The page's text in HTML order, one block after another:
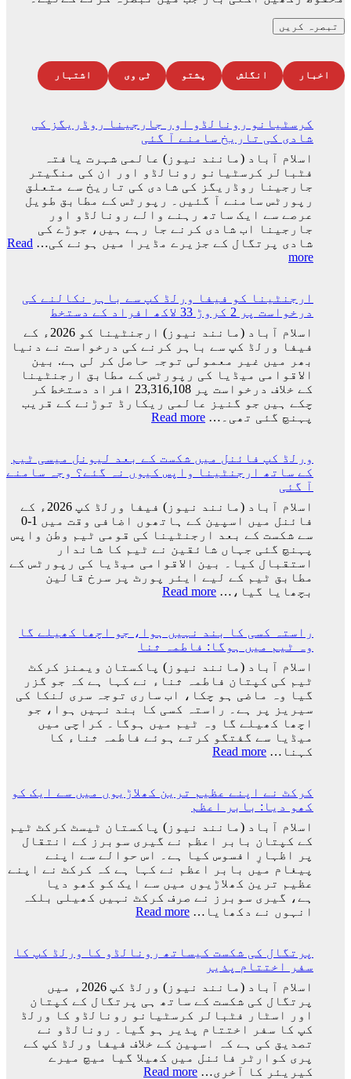
اخبار انگلش پشتو ٹی وی اشتہار
کرسٹیانو رونالڈو اور جارجینا روڈریگز کی
شادی کی تاریخ سامنے آ گئی
اسلام آباد (مانند نیوز) عالمی شہرت یافتہ
فٹبالر کرسٹیانو رونالڈو اور ان کی منگیتر
جارجینا روڈریگز کی شادی کی تاریخ سے متعلق
رپورٹس سامنے آ گئیں۔ رپورٹس کے مطابق طویل
عرصے سے ایک ساتھ رہنے والے رونالڈو اور
جارجینا اب شادی کرنے جا رہے ہیں، جوڑے کی
شادی پرتگال کے جزیرے مڈیرا میں ہونے کی… Read
more
:
اور
جارجینا
روڈریگز
کی
شادی
کی
تاریخ
سامنے
آ
گئی
ارجنٹینا کو فیفا ورلڈ کپ سے باہر نکالنے کی
درخواست پر 2 کروڑ 33 لاکھ افراد کے دستخط
اسلام آباد (مانند نیوز) ارجنٹینا کو 2026ء کے
فیفا ورلڈ کپ سے باہر کرنے کی درخواست نے دنیا
بھر میں غیر معمولی توجہ حاصل کر لی ہے. بین
الاقوامی میڈیا کی رپورٹس کے مطابق ارجنٹینا
کے خلاف درخواست پر 23,316,108 افراد دستخط کر
چکے ہیں جو گنیز عالمی ریکارڈ توڑنے کے قریب
پہنچ گئی تھی۔… Read more
:
فیفا
ورلڈ
باہر
نکالنے
کی
درخواست
پر
2
لاکھ
افراد
کے
دستخط
ورلڈ کپ فائنل میں شکست کے بعد لیونل میسی ٹیم
کے ساتھ ارجنٹینا واپس کیوں نہ گئے؟ وجہ سامنے
آ گئی
اسلام آباد (مانند نیوز) فیفا ورلڈ کپ 2026ء کے
فائنل میں اسپین کے ہاتھوں اضافی وقت میں 1-0
سے شکست کے بعد ارجنٹینا کی قومی ٹیم وطن واپس
پہنچ گئی جہاں شائقین نے ٹیم کا شاندار
استقبال کیا۔ بین الاقوامی میڈیا کی رپورٹس کے
مطابق ٹیم کے لیے ایئر پورٹ پر سرخ قالین
بچھایا گیا،… Read more
:
فائنل
میں
شکست
کے
بعد
لیونل
میسی
ٹیم
کے
واپس
کیوں
گئے؟
وجہ
سامنے
آ
گئی
راستہ کسی کا بند نہیں ہوا، جو اچھا کھیلے گا
وہ ٹیم میں ہوگا: فاطمہ ثنا
اسلام آباد (مانند نیوز) پاکستان ویمنز کرکٹ
ٹیم کی کپتان فاطمہ ثناء نے کہا ہے کہ جو گزر
گیا وہ ماضی ہو چکا، اب ساری توجہ سری لنکا کی
سیریز پر ہے۔ راستہ کسی کا بند نہیں ہوا، جو
اچھا کھیلے گا وہ ٹیم میں ہوگا۔ کراچی میں
میڈیا سے گفتگو کرتے ہوئے فاطمہ ثناء کا
کہنا… Read more
:
کا
بند
ہوا،
جو
اچھا
کھیلے
گا
وہ
ٹیم
ہوگا:
فاطمہ
ثنا
کرکٹ نے اپنے عظیم ترین کھلاڑیوں میں سے ایک کو
کھو دیا: بابر اعظم
اسلام آباد (مانند نیوز) پاکستان ٹیسٹ کرکٹ ٹیم
کے کپتان بابر اعظم نے گیری سوبرز کے انتقال
پر اظہارِ افسوس کیا ہے۔ اس حوالے سے اپنے
پیغام میں بابر اعظم نے کہا ہے کہ کرکٹ نے اپنے
عظیم ترین کھلاڑیوں میں سے ایک کو کھو دیا
ہے، گیری سوبرز نے صرف کرکٹ نہیں کھیلی بلکہ
انہوں نے دکھایا… Read more
:
اپنے
ترین
کھلاڑیوں
میں
سے
ایک
کو
کھو
پرتگال کی شکست کیساتھ رونالڈو کا ورلڈ کپ کا
سفر اختتام پذیر
اسلام آباد (مانند نیوز) ورلڈ کپ 2026ء میں
پرتگال کی شکست کے ساتھ ہی پرتگال کے کپتان
اور اسٹار فٹبالر کرسٹیانو رونالڈو کا ورلڈ
کپ کا سفر اختتام پذیر ہو گیا۔ رونالڈو نے
تصدیق کی ہے کہ اسپین کے خلاف فیفا ورلڈ کپ کے
پری کوارٹر فائنل میں کھیلا گیا میچ میرے
کیریئر کا آخری… Read more
: